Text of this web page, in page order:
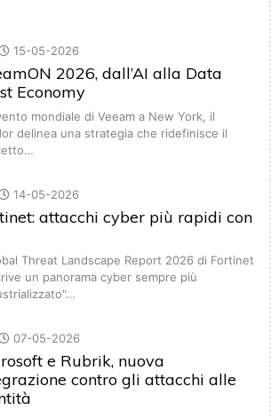
15-05-2026
2026, dall’AI alla Data
Economy
mondiale di Veeam a New York, il
delinea una strategia che ridefinisce il
14-05-2026
attacchi cyber più rapidi con
Threat Landscape Report 2026 di Fortinet
un panorama cyber sempre più
07-05-2026
e Rubrik, nuova
contro gli attacchi alle